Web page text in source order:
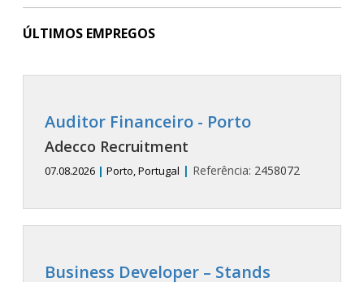
ÚLTIMOS EMPREGOS
Auditor Financeiro - Porto
Adecco Recruitment
07.08.2026 | Porto, Portugal | Referência: 2458072
Business Developer – Stands